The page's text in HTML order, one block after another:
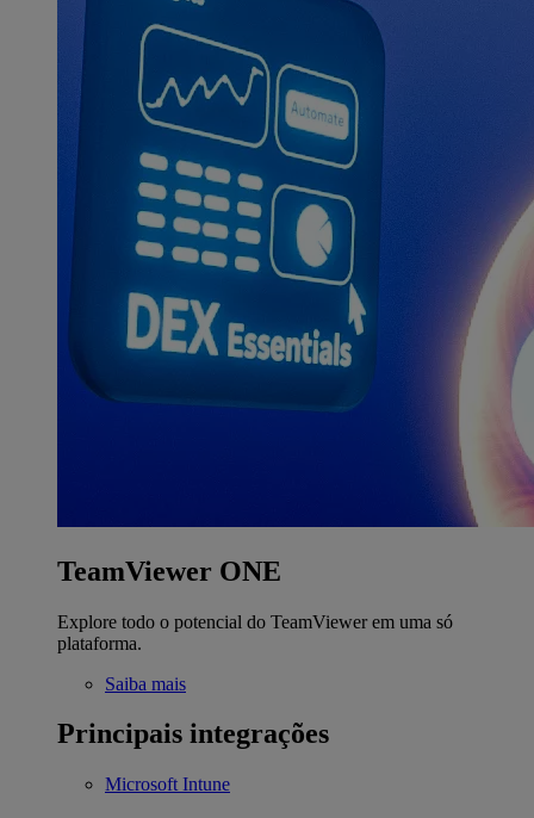
TeamViewer ONE
Explore todo o potencial do TeamViewer em uma só
plataforma.
Saiba mais
Principais integrações
Microsoft Intune